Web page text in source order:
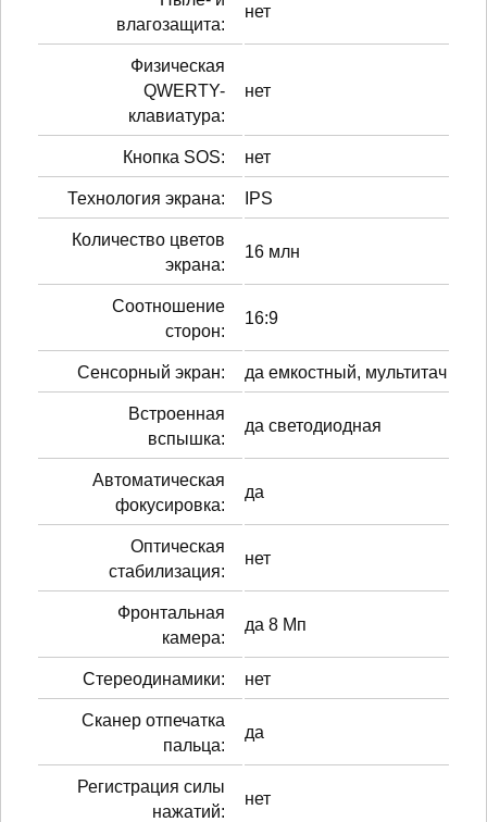
влагозащита:
нет
Физическая
QWERTY-
клавиатура:
нет
Кнопка SOS: нет
Технология экрана: IPS
Количество цветов
экрана:
16 млн
Соотношение
сторон:
16:9
Сенсорный экран: да емкостный, мультитач
Встроенная
вспышка:
да светодиодная
Автоматическая
фокусировка:
да
Оптическая
стабилизация:
нет
Фронтальная
камера:
да 8 Мп
Стереодинамики: нет
Сканер отпечатка
пальца:
да
Регистрация силы
нажатий:
нет